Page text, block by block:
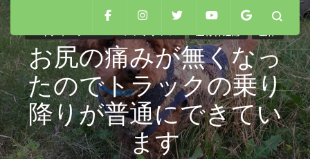
ハイチャージNEO メンテナンス 座骨神経痛 整体
お尻の痛みが無くなっ
たのでトラックの乗り
降りが普通にできてい
ます